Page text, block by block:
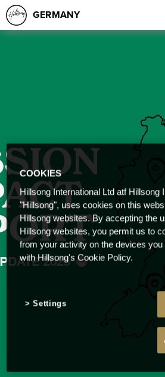
GERMANY
COOKIES
Hillsong International Ltd atf Hillsong
"Hillsong", uses cookies on this
Hillsong websites. By accepting the
Hillsong websites, you permit us to
from your activity on the devices
with Hillsong's Cookie Policy.
Settings